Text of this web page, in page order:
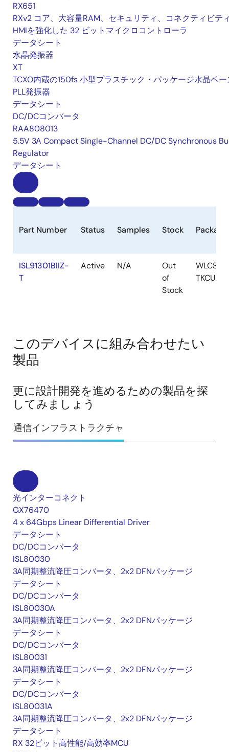
RX651
RXv2 コア、大容量RAM、セキュリティ、コネクティビテ
HMIを強化した 32 ビットマイクロコントローラ
データシート
水晶発振器
XT
TCXO内蔵の150fs 小型プラスチック・パッケージ水晶ベー
PLL発振器
データシート
DC/DCコンバータ
RAA808013
5.5V 3A Compact Single-Channel DC/DC Synchronous
Regulator
データシート
Part Number Status Samples Stock Package
ISL91301BIIZ-
T
Active N/A
Out
of
Stock
WLCSP-
このデバイスに組み合わせたい
製品
更に設計開発を進めるための製品を探
してみましょう
通信インフラストラクチャ
光インターコネクト
GX76470
4 x 64Gbps Linear Differential Driver
データシート
DC/DCコンバータ
ISL80030
3A同期整流降圧コンバータ、2x2 DFNパッケージ
データシート
DC/DCコンバータ
ISL80030A
3A同期整流降圧コンバータ、2x2 DFNパッケージ
データシート
DC/DCコンバータ
ISL80031
3A同期整流降圧コンバータ、2x2 DFNパッケージ
データシート
DC/DCコンバータ
ISL80031A
3A同期整流降圧コンバータ、2x2 DFNパッケージ
データシート
RX 32ビット高性能/高効率MCU